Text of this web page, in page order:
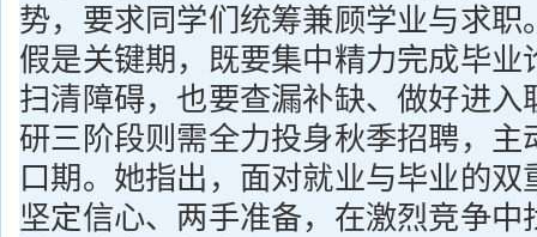
势，要求同学们统筹兼顾学业与求职
假是关键期，既要集中精力完成毕业
扫清障碍，也要查漏补缺、做好进入
研三阶段则需全力投身秋季招聘，主
口期。她指出，面对就业与毕业的双
坚定信心、两手准备，在激烈竞争中